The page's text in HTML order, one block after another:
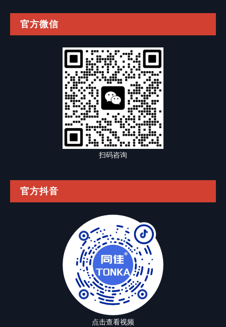
官方微信
扫码咨询
官方抖音
点击查看视频